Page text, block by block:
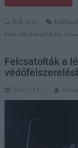
Kék hírek
katasztrófavédelem,
Felcsatolták a
2026.07.15.